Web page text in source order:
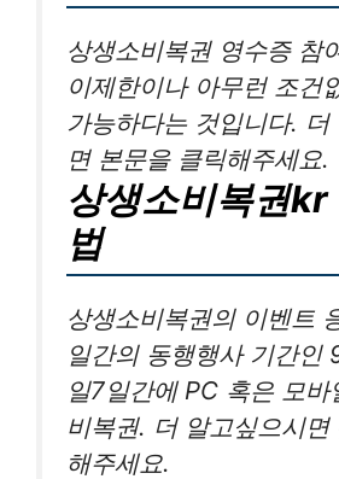
상생소비복권 영수증 참
이제한이나 아무런 조건
가능하다는 것입니다. 더
면 본문을 클릭해주세요.
상생소비복권kr
법
상생소비복권의 이벤트
일간의 동행행사 기간인
일7일간에 PC 혹은 모바
비복권. 더 알고싶으시면
해주세요.